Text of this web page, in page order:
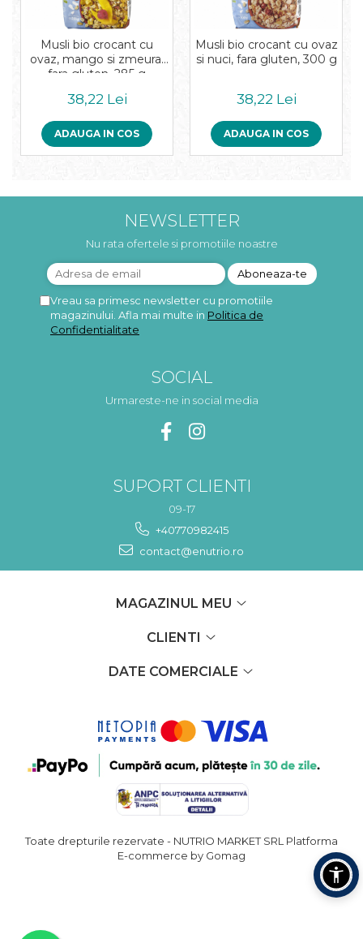
Musli bio crocant cu
ovaz, mango si zmeura,
fara gluten, 285 g
38,22 Lei
ADAUGA IN COS
Musli bio crocant cu ovaz
si nuci, fara gluten, 300 g
38,22 Lei
ADAUGA IN COS
NEWSLETTER
Nu rata ofertele si promotiile noastre
Vreau sa primesc newsletter cu promotiile
magazinului. Afla mai multe in Politica de
Confidentialitate
SOCIAL
Urmareste-ne in social media
SUPORT CLIENTI
09-17
+40770982415
contact@enutrio.ro
MAGAZINUL MEU
CLIENTI
DATE COMERCIALE
Toate drepturile rezervate - NUTRIO MARKET SRL Platforma
E-commerce by Gomag